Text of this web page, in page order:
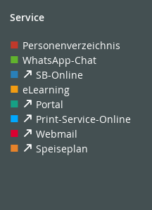
Service
Personenverzeichnis
WhatsApp-Chat
SB-Online
eLearning
Portal
Print-Service-Online
Webmail
Speiseplan